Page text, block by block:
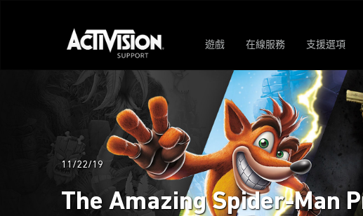
遊戲 在線服務 支援選項
11/22/19
The Amazing Spider-Man